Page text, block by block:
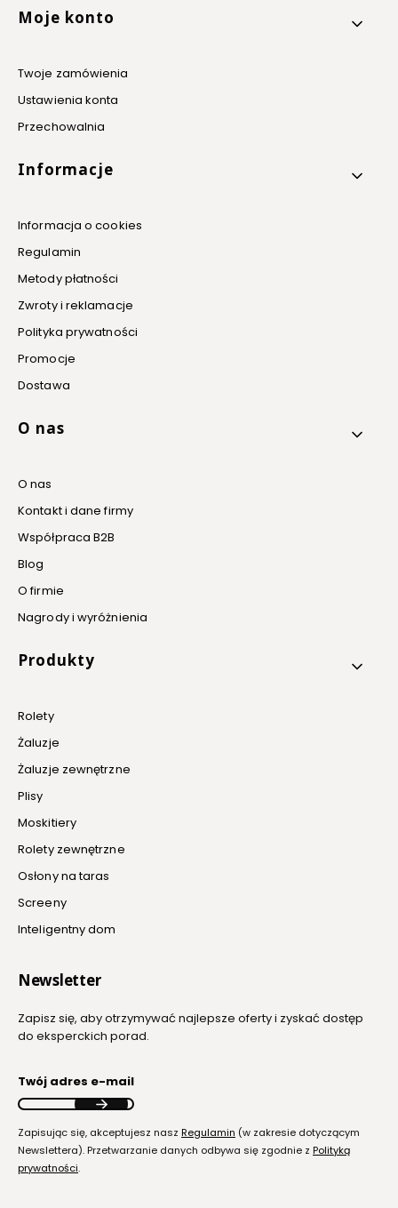
Linki w stopce
Moje konto
Twoje zamówienia
Ustawienia konta
Przechowalnia
Informacje
Informacja o cookies
Regulamin
Metody płatności
Zwroty i reklamacje
Polityka prywatności
Promocje
Dostawa
O nas
O nas
Kontakt i dane firmy
Współpraca B2B
Blog
O firmie
Nagrody i wyróżnienia
Produkty
Rolety
Żaluzje
Żaluzje zewnętrzne
Plisy
Moskitiery
Rolety zewnętrzne
Osłony na taras
Screeny
Inteligentny dom
Newsletter
Zapisz się, aby otrzymywać najlepsze oferty i zyskać dostęp
do eksperckich porad.
Twój adres e-mail
Zapisując się, akceptujesz nasz Regulamin (w zakresie dotyczącym
Newslettera). Przetwarzanie danych odbywa się zgodnie z Polityką
prywatności.